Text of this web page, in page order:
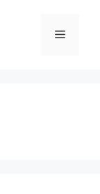
Menu